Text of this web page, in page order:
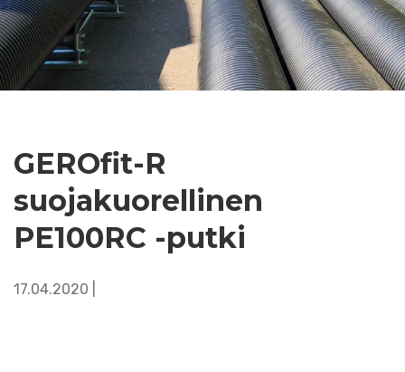
GEROfit-R
suojakuorellinen
PE100RC -putki
17.04.2020 |